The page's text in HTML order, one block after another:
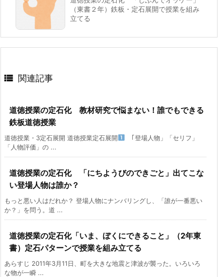
（東書２年）鉄板・定石展開で授業を組み
立てる
 関連記事
道徳授業の定石化 教材研究で悩まない！誰でもできる
鉄板道徳授業
道徳授業・3定石展開 道徳授業定石展開
｢登場人物」「セリフ」
「人物評価」の ...
道徳授業の定石化 「にちようびのできごと」出てこな
い登場人物は誰か？
もっと悪い人はだれか？ 登場人物にナンバリングし、「誰が一番悪い
か？」を問う。道 ...
道徳授業の定石化「いま、ぼくにできること」（2年東
書）定石パターンで授業を組み立てる
あらすじ 2011年3月11日、町を大きな地震と津波が襲った。いろいろ
な物が一瞬 ...